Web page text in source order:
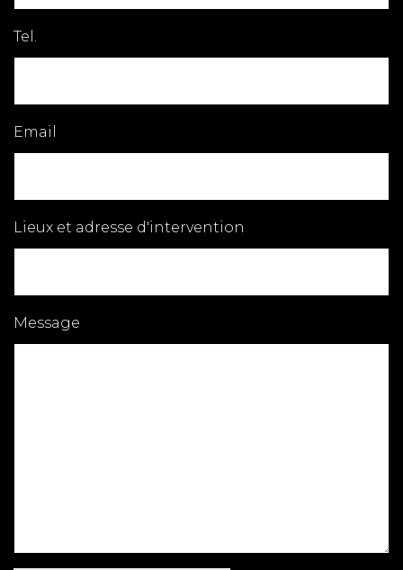
Tel.
Email
Lieux et adresse d'intervention
Message